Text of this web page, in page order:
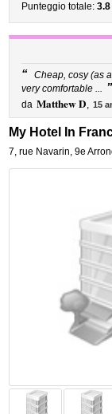
Punteggio totale:3.8
“ Cheap, cosy (as
very comfortable ... ”
da Matthew D, 15
My Hotel In
7, rue Navarin,9e